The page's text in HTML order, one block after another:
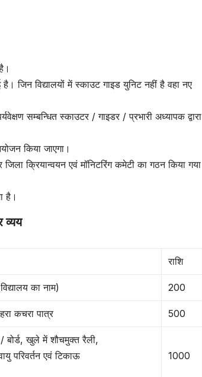
जिन विद्यालयों में स्काउट गाइड युनिट नहीं है वहा नए
सम्बन्धित स्काउटर / गाइडर / प्रभारी अध्यापक द्वारा
किया जाएगा।
क्रियान्वयन एवं मॉनिटरिंग कमेटी का गठन किया गया
है।
व्यय
राशि
का नाम) 200
कचरा पात्र 500
/ बोर्ड, खुले में शौचमुक्त रैली,
परिवर्तन एवं टिकाऊ
1000